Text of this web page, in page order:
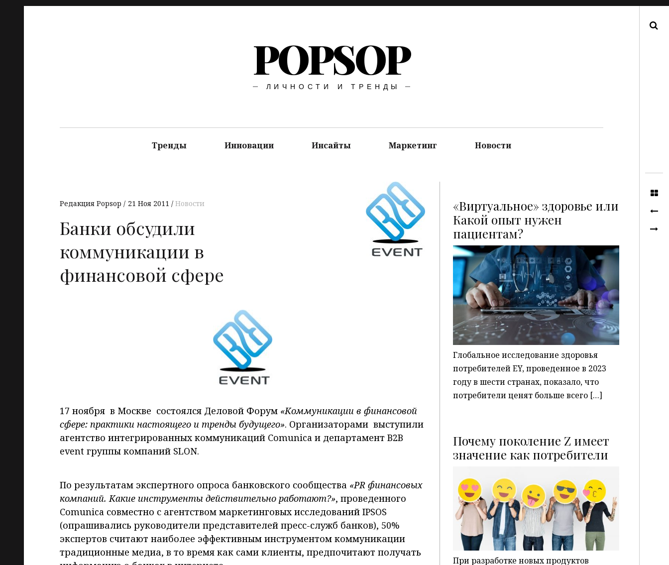
POPSOP
ЛИЧНОСТИ И ТРЕНДЫ
Тренды Инновации Инсайты Маркетинг Новости
Редакция Popsop 21 Ноя 2011 Новости
Банки обсудили
коммуникации в
финансовой сфере
17 ноября в Москве состоялся Деловой Форум «Коммуникации в финансовой
сфере: практики настоящего и тренды будущего». Организаторами выступили
агентство интегрированных коммуникаций Comunica и департамент B2B
event группы компаний SLON.
По результатам экспертного опроса банковского сообщества «PR финансовых
компаний. Какие инструменты действительно работают?», проведенного
Comunica совместно с агентством маркетинговых исследований IPSOS
(опрашивались руководители представителей пресс-служб банков), 50%
экспертов считают наиболее эффективным инструментом коммуникации
традиционные медиа, в то время как сами клиенты, предпочитают получать
«Виртуальное» здоровье или
Какой опыт нужен
пациентам?P
Глобальное исследование здоровья
потребителей EY, проведенное в 2023
году в шести странах, показало, что
потребители ценят больше всего […]
Почему поколение Z имеет
значение как потребители
P
При разработке новых продуктов